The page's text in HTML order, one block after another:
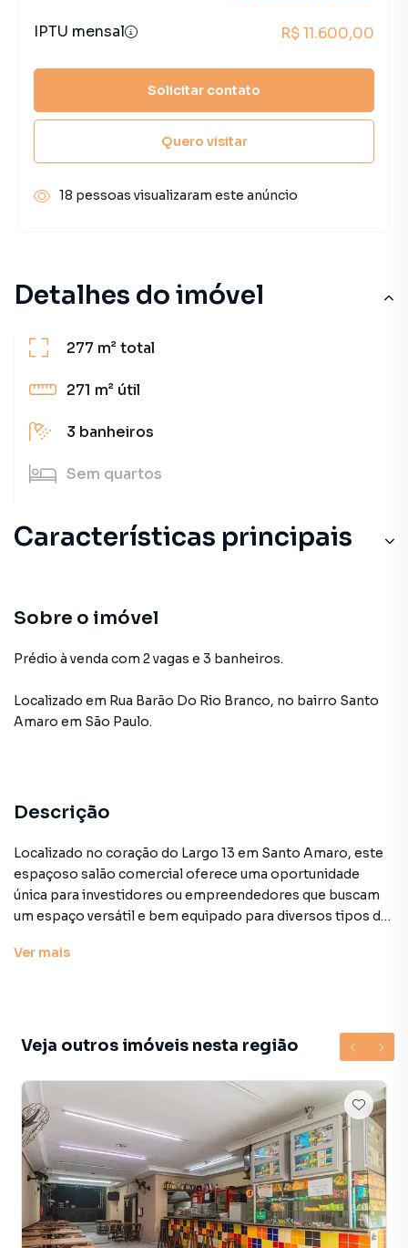
Detalhes do imóvel
277 m²total
271 m² útil
3 banheiros
Sem quartos
Características principais
Sobre o imóvel
Prédio à venda com 2 vagas e 3 banheiros.
Localizado em Rua Barão Do Rio Branco, no bairro Santo
Amaro em São Paulo.
Descrição
Localizado no coração do Largo 13 em Santo Amaro, este
espaçoso salão comercial oferece uma oportunidade
única para investidores ou empreendedores que buscam
um espaço versátil e bem equipado para diversos tipos de
- Instalações:
- Recepção convidativa para receber seus clientes.
- 2 banheiros para clientes, garantindo comodidade e
conforto.
- 3 salas dedicadas para atendimento clínico, ideal para
profissionais de saúde.
- Sala administrativa, facilitando a gestão do negócio.
- Sala de atendimento comercial, perfeita para
negociações e reuniões.
- Sala de radiografia, equipada para serviços específicos.
Ver mais
Veja outros imóveis nesta região
IPTU mensal R$ 11.600,00
Solicitar contato
Quero visitar
18 pessoas visualizaram este anúncio